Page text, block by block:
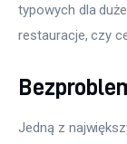
typowych dla
restauracje, czy
Jedną z